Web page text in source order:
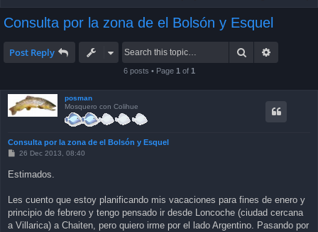
Consulta por la zona de el Bolsón y Esquel
Post Reply Search
6 posts • Page 1 of 1
posman
Mosquero con Colihue
Consulta por la zona de el Bolsón y Esquel
P
t
26 Dec 2013, 08:40
Estimados.
Les cuento que estoy planificando mis vacaciones para fines de enero y
principio de febrero y tengo pensado ir desde Loncoche (ciudad cercana
a Villarica) a Chaiten, pero quiero irme por el lado Argentino. Pasando por